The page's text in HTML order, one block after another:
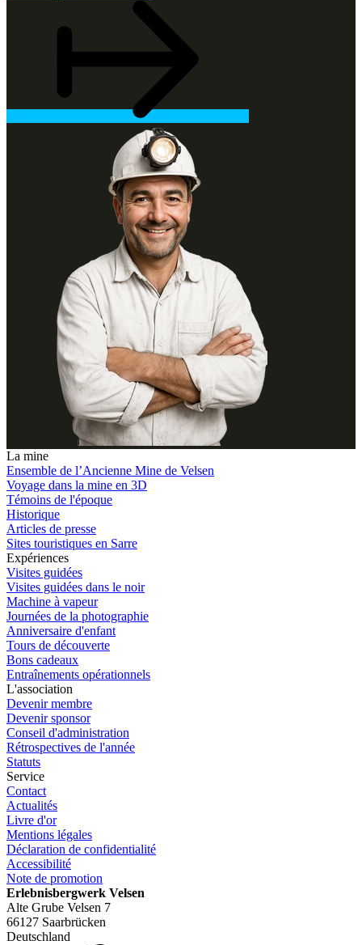
La mine
Ensemble de l’Ancienne Mine de Velsen
Voyage dans la mine en 3D
Témoins de l'époque
Historique
Articles de presse
Sites touristiques en Sarre
Expériences
Visites guidées
Visites guidées dans le noir
Machine à vapeur
Journées de la photographie
Anniversaire d'enfant
Tours de découverte
Bons cadeaux
Entraînements opérationnels
L'association
Devenir membre
Devenir sponsor
Conseil d'administration
Rétrospectives de l'année
Statuts
Service
Contact
Actualités
Livre d'or
Mentions légales
Déclaration de confidentialité
Accessibilité
Note de promotion
Erlebnisbergwerk Velsen
Alte Grube Velsen 7
66127 Saarbrücken
Deutschland